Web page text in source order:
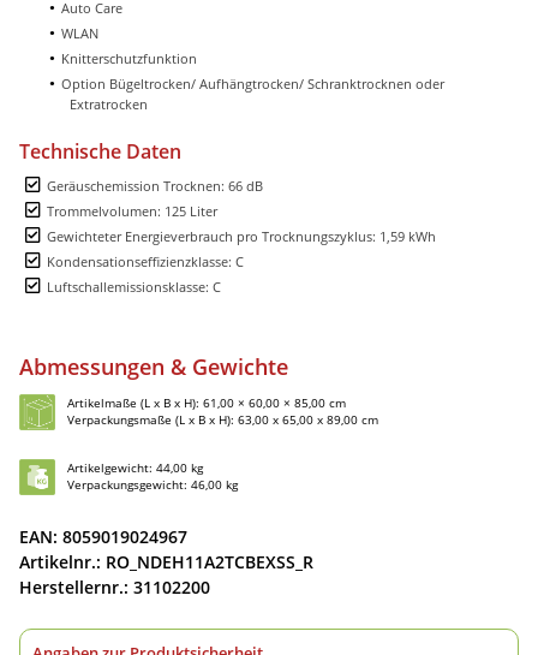
Auto Care
WLAN
Knitterschutzfunktion
Option Bügeltrocken/ Aufhängtrocken/ Schranktrocknen oder
Extratrocken
Technische Daten
Geräuschemission Trocknen: 66 dB
Trommelvolumen: 125 Liter
Gewichteter Energieverbrauch pro Trocknungszyklus: 1,59 kWh
Kondensationseffizienzklasse: C
Luftschallemissionsklasse: C
Abmessungen & Gewichte
Artikelmaße (L x B x H): 61,00 × 60,00 × 85,00 cm
Verpackungsmaße (L x B x H): 63,00 x 65,00 x 89,00 cm
Artikelgewicht: 44,00 kg
Verpackungsgewicht: 46,00 kg
EAN: 8059019024967
Artikelnr.: RO_NDEH11A2TCBEXSS_R
Herstellernr.: 31102200